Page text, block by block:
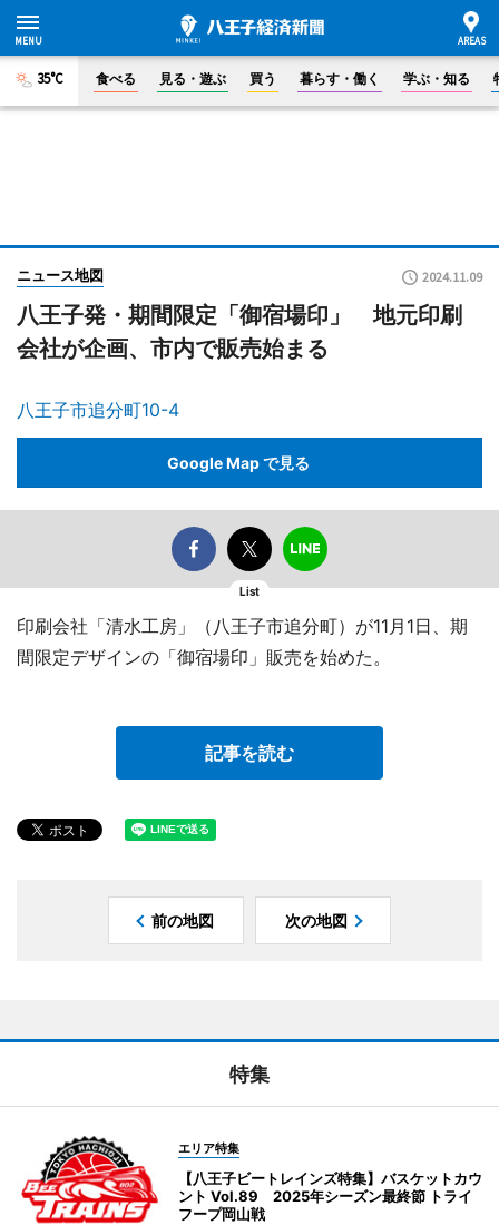
35°C 食べる 見る・遊ぶ 買う 暮らす・働く 学ぶ・知る
ニュース地図 2024.11.09
八王子発・期間限定「御宿場印」 地元印刷
会社が企画、市内で販売始まる
八王子市追分町10-4
Google Map で見る
List
印刷会社「清水工房」（八王子市追分町）が11月1日、期
間限定デザインの「御宿場印」販売を始めた。
記事を読む
前の地図 次の地図
特集
エリア特集
【八王子ビートレインズ特集】バスケットカウ
ント Vol.89 2025年シーズン最終節 トライ
フープ岡山戦